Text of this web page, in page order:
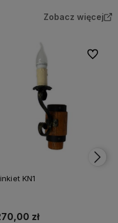
Zobacz więcej
KN1
zł
Do